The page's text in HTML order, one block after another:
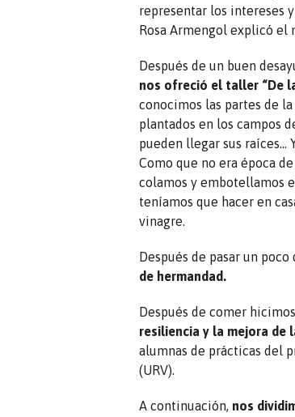
representar los intereses
Rosa Armengol explicó el
Después de un buen
nos ofreció el taller “De
conocimos las partes de
plantados en los campos
pueden llegar sus raíces…
Como que no era época
colamos y embotellamos
teníamos que hacer en
vinagre.
Después de pasar un
de hermandad.
Después de comer
resiliencia y la mejora de
alumnas de prácticas del
(URV).
A continuación, nos